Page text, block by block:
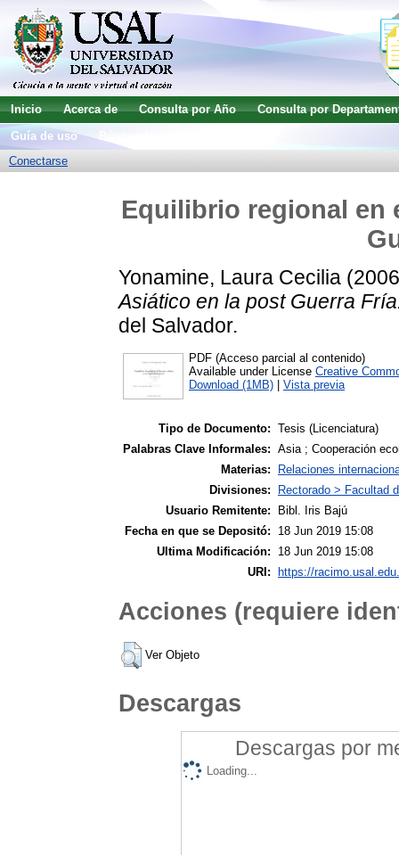
Inicio Acerca de Consulta por Año
Consulta por
Guía de uso
Conectarse
Equilibrio regional en
Yonamine, Laura Cecilia
Asiático en la post Guerra
del Salvador.
PDF (Acceso parcial al contenido)
Available under License Creative
Download (1MB)
Vista previa
Tipo de Documento: Tesis (Licenciatura)
Palabras Clave Informales: Asia ; Cooperación
Materias:
Relaciones
Divisiones:
Rectorado > Facultad
Usuario Remitente:
Bibl. Iris Bajú
Fecha en que se Depositó:
18 Jun 2019 15:08
Ultima Modificación:
18 Jun 2019 15:08
URI:
https://
Acciones (requiere
Ver Objeto
Descargas
Descargas por
Loading...